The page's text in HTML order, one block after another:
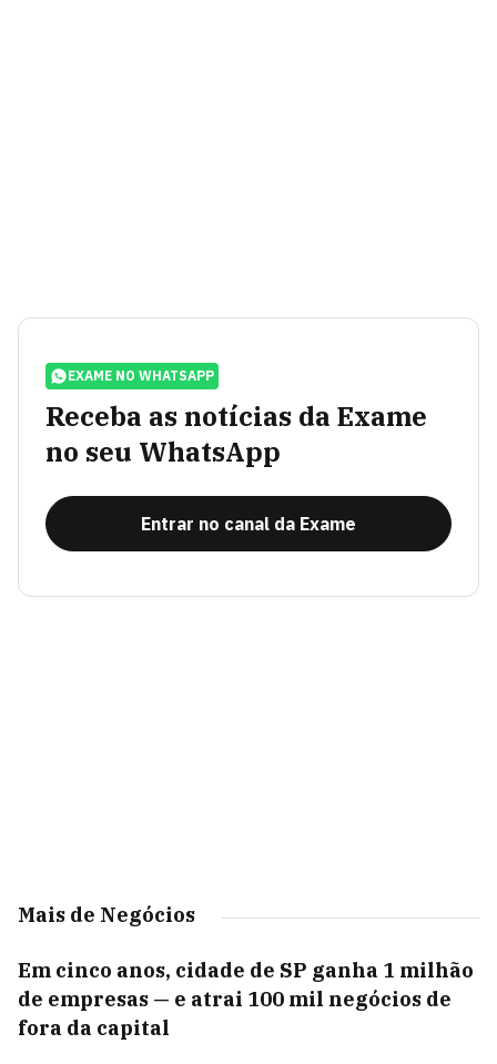
EXAME NO WHATSAPP
Receba as notícias da Exame
no seu WhatsApp
Entrar no canal da Exame
Mais de Negócios
Em cinco anos, cidade de SP ganha 1 milhão
de empresas — e atrai 100 mil negócios de
fora da capital